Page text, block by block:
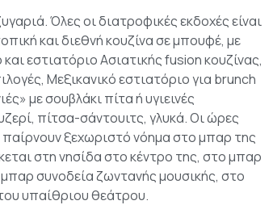
Όλες οι διατροφικές εκδοχές είναι
και διεθνή κουζίνα σε μπουφέ, με
εστιατόριο Ασιατικής fusion κουζίνας,
Μεξικανικό εστιατόριο για brunch
με σουβλάκι πίτα ή υγιεινές
πίτσα-σάντουιτς, γλυκά. Οι ώρες
ξεχωριστό νόημα στο μπαρ της
στη νησίδα στο κέντρο της, στο μπαρ
συνοδεία ζωντανής μουσικής, στο
υπαίθριου θεάτρου.